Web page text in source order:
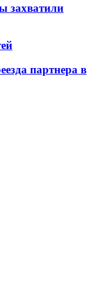
захватили
партнера в